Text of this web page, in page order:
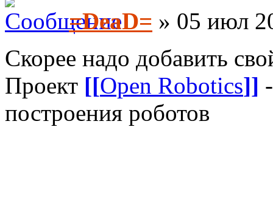
=DeaD= » 05 июл
Скорее надо добавить
Проект [[Open Robotics]]
построения роботов